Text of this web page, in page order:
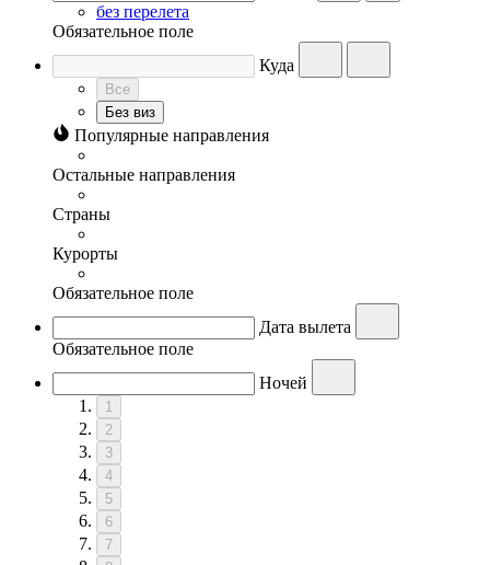
без перелета
Обязательное поле
Куда
Все
Без виз
Популярные направления
Остальные направления
Страны
Курорты
Обязательное поле
Дата вылета
Обязательное поле
Ночей
1
2
3
4
5
6
7